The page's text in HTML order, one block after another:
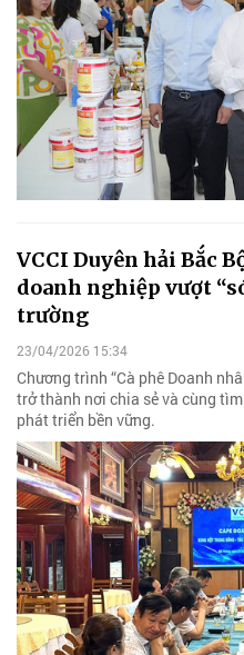
VCCI Duyên hải Bắc
doanh nghiệp vượt
trường
23/04/2026 15:34
Chương trình “Cà phê Doanh
trở thành nơi chia sẻ và cùng
phát triển bền vững.